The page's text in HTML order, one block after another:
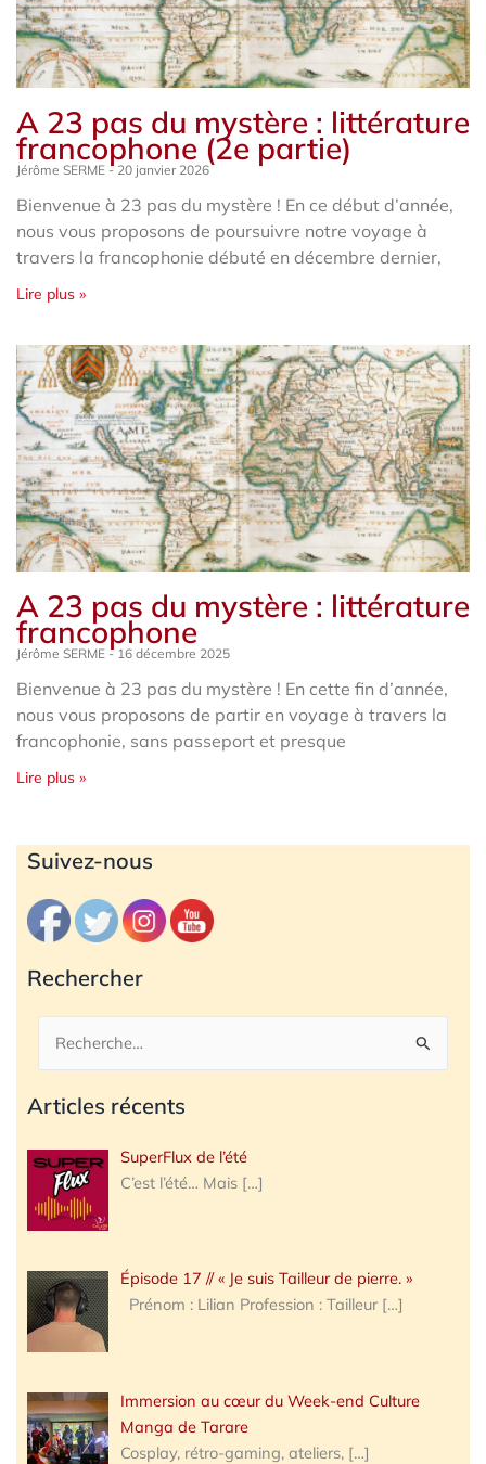
A 23 pas du mystère : littérature
francophone (2e partie)
Jérôme SERME 20 janvier 2026
Bienvenue à 23 pas du mystère ! En ce début d’année,
nous vous proposons de poursuivre notre voyage à
travers la francophonie débuté en décembre dernier,
Lire plus »
A 23 pas du mystère : littérature
francophone
Jérôme SERME 16 décembre 2025
Bienvenue à 23 pas du mystère ! En cette fin d’année,
nous vous proposons de partir en voyage à travers la
francophonie, sans passeport et presque
Lire plus »
Suivez-nous
Rechercher
Rechercher :
Articles récents
SuperFlux de l’été
C’est l’été… Mais […]
Épisode 17 // « Je suis Tailleur de pierre. »
Prénom : Lilian Profession : Tailleur […]
Immersion au cœur du Week-end Culture
Manga de Tarare
Cosplay, rétro-gaming, ateliers, […]
Archives